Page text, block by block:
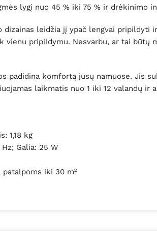
lygį nuo 45 % iki 75 % ir drėkinimo
leidžia jį ypač lengvai pripildyti
vienu pripildymu. Nesvarbu, ar tai būtų
padidina komfortą jūsų namuose. Jis
laikmatis nuo 1 iki 12 valandų
1,18 kg
Galia: 25 W
patalpoms iki 30 m²